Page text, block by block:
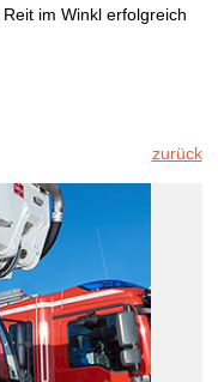
im Winkl erfolgreich
zurück